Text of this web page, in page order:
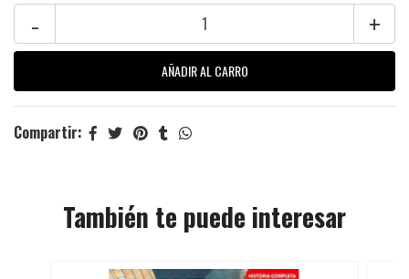
+
-
Compartir:
También te puede interesar